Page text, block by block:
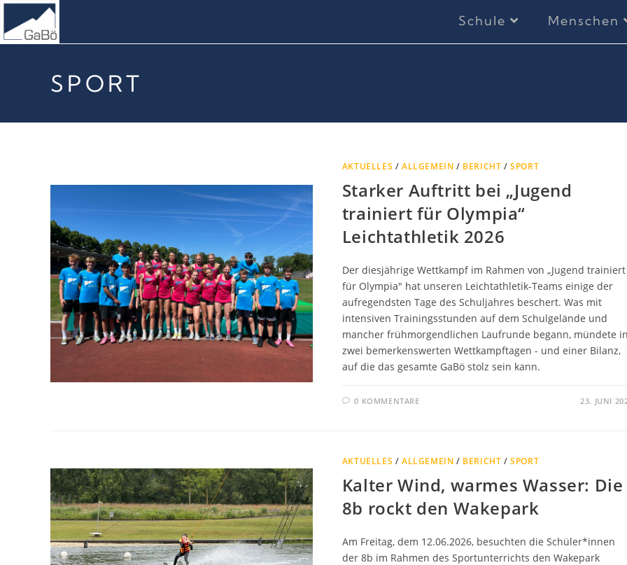
Schule Menschen
SPORT
AKTUELLES /ALLGEMEIN / BERICHT /SPORT
Starker Auftritt bei „Jugend
trainiert für Olympia“
Leichtathletik 2026
Der diesjährige Wettkampf im Rahmen von „Jugend trainiert
für Olympia" hat unseren Leichtathletik-Teams einige der
aufregendsten Tage des Schuljahres beschert. Was mit
intensiven Trainingsstunden auf dem Schulgelände und
mancher frühmorgendlichen Laufrunde begann, mündete
zwei bemerkenswerten Wettkampftagen - und einer Bilanz,
auf die das gesamte GaBö stolz sein kann.
0 KOMMENTARE 23. JUNI
AKTUELLES /ALLGEMEIN / BERICHT /SPORT
Kalter Wind, warmes Wasser: Die
8b rockt den Wakepark
Am Freitag, dem 12.06.2026, besuchten die Schüler*innen
der 8b im Rahmen des Sportunterrichts den Wakepark